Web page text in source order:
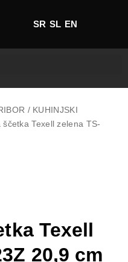
SR SL EN
/ KUHINJSKI
ščetka Texell zelena TS-
Texell
20,9 cm